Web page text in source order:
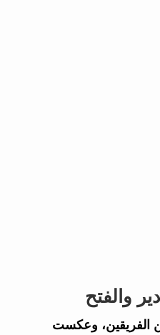
والفتح
الفريقين، وعكست